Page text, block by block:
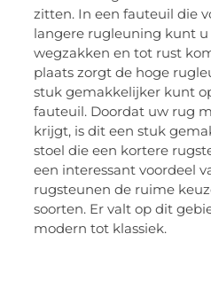
zitten. In een fauteuil die
langere rugleuning kunt u
wegzakken en tot rust
plaats zorgt de hoge
stuk gemakkelijker kunt
fauteuil. Doordat uw rug
krijgt, is dit een stuk
stoel die een kortere
een interessant voordeel
rugsteunen de ruime
soorten. Er valt op dit
modern tot klassiek.